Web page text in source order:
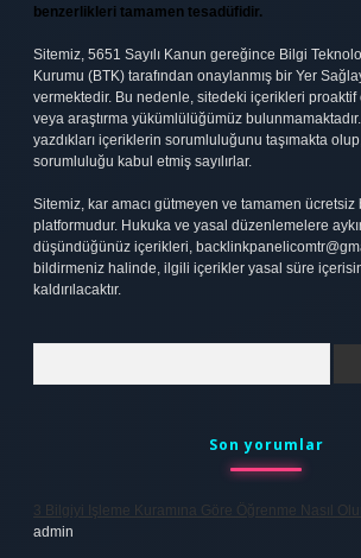
benzerlikleri tamamen tesadüfidir.
Sitemiz, 5651 Sayılı Kanun gereğince Bilgi
Kurumu (BTK) tarafından onaylanmış bir Yer
vermektedir. Bu nedenle, sitedeki içerikleri
veya araştırma yükümlülüğümüz
yazdıkları içeriklerin sorumluluğunu taşımakta
sorumluluğu kabul etmiş sayılırlar.
Sitemiz, kar amacı gütmeyen ve tamamen ücretsiz
platformudur. Hukuka ve yasal düzenlemelere
düşündüğünüz içerikleri,
bildirmeniz halinde, ilgili içerikler yasal süre
kaldırılacaktır.
Son yorumlar
3 Bilgiyi Işleme Kuramına Göre Öğrenme Nasıl Olur
admin